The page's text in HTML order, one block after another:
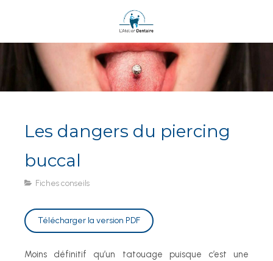
Les dangers du piercing
buccal
Fiches conseils
Télécharger la version PDF
Moins définitif qu’un tatouage puisque c’est une